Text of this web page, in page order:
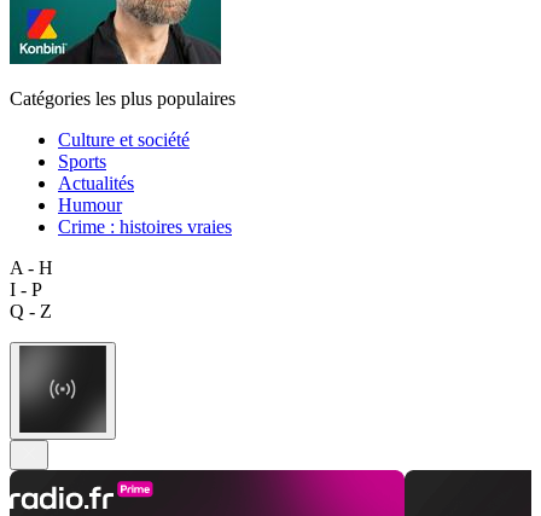
Catégories les plus populaires
Culture et société
Sports
Actualités
Humour
Crime : histoires vraies
A - H
I - P
Q - Z